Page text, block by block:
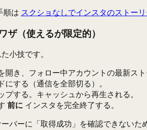
順は スクショなしでインスタのストー
ザ（使えるが限定的）
小技です。
開き、フォロー中アカウントの最新ス
にする（通信を全部切る）。
プする。キャッシュから再生される。
前に インスタを完全終了する。
バーに「取得成功」を確認できないた